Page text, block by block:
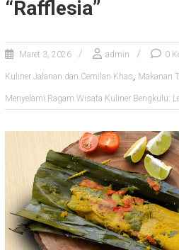
“Rafflesia”
Maret 3, 2026 admin 0
Kuliner Jalanan dan Cemilan Khas, Makanan
Menyelami Ragam Wisata Kuliner Bengkulu: